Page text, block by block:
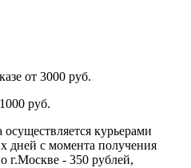
от 3000 руб.
руб.
курьерами
дней с момента получения
г.Москве - 350 рублей,